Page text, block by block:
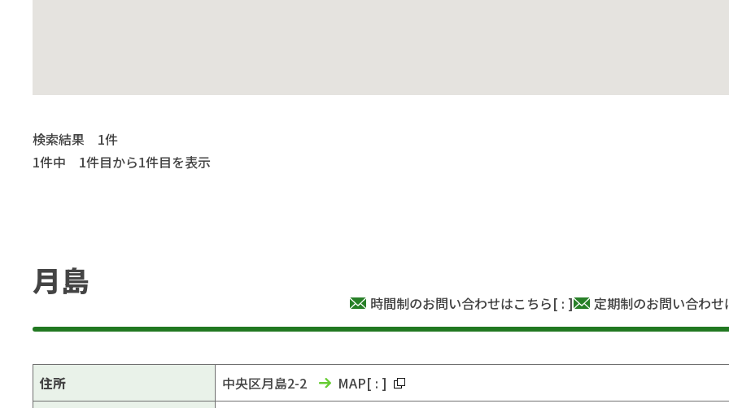
検索結果 1件
1件中 1件目から1件目を表示
月島
時間制のお問い合わせはこちら[ : ] 定期制のお問い合わせ
住所 中央区月島2-2 MAP[ : ]